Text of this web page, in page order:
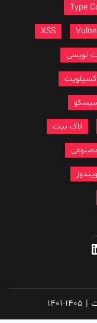
لاک بیت
1401-